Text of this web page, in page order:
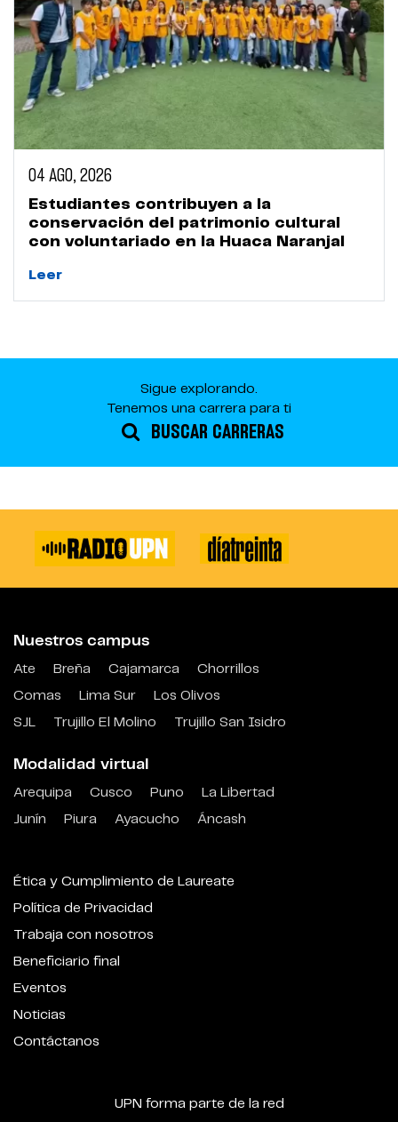
04 AGO, 2026
Estudiantes contribuyen a la
conservación del patrimonio cultural
con voluntariado en la Huaca Naranjal
Leer
Sigue explorando.
Tenemos una carrera para ti
BUSCAR CARRERAS
Nuestros campus
Ate Breña Cajamarca
Chorrillos
Comas
Lima Sur
Los Olivos
SJL
Trujillo El Molino Trujillo San Isidro
Modalidad virtual
Arequipa Cusco Puno
La Libertad
Junín
Piura Ayacucho Áncash
Ética y Cumplimiento de Laureate
Política de Privacidad
Trabaja con nosotros
Beneficiario final
Eventos
Noticias
Contáctanos
UPN forma parte de la red